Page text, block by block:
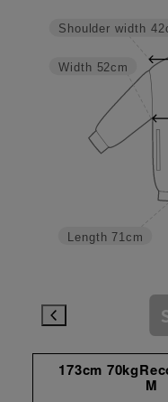
Length 71cm
Width 52cm
Shoulder width
173cm
M